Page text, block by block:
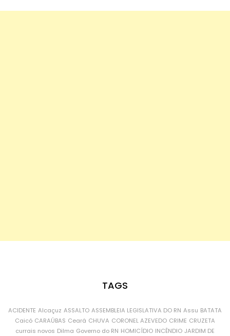
TAGS
ACIDENTE Alcaçuz ASSALTO ASSEMBLEIA LEGISLATIVA DO RN Assu BATATA
Caicó CARAÚBAS Ceará CHUVA CORONEL AZEVEDO CRIME CRUZETA
currais novos Dilma Governo do RN HOMICÍDIO INCÊNDIO JARDIM DE